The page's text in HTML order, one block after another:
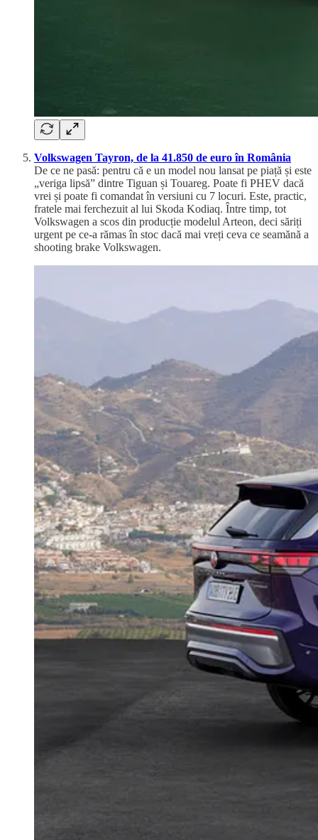
Volkswagen Tayron, de la 41.850 de euro în România
De ce ne pasă: pentru că e un model nou lansat pe piață și este
„veriga lipsă” dintre Tiguan și Touareg. Poate fi PHEV dacă
vrei și poate fi comandat în versiuni cu 7 locuri. Este, practic,
fratele mai ferchezuit al lui Skoda Kodiaq. Între timp, tot
Volkswagen a scos din producție modelul Arteon, deci săriți
urgent pe ce-a rămas în stoc dacă mai vreți ceva ce seamănă a
shooting brake Volkswagen.